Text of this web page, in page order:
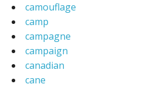
camouflage
camp
campagne
campaign
canadian
cane